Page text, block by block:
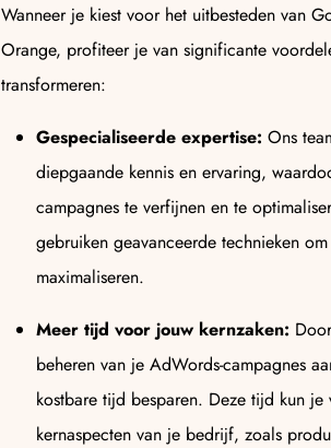
Wanneer je kiest voor het uitbesteden van
Orange, profiteer je van significante
transformeren:
Gespecialiseerde expertise: Ons
diepgaande kennis en ervaring,
campagnes te verfijnen en te
gebruiken geavanceerde technieken
maximaliseren.
Meer tijd voor jouw kernzaken:
beheren van je AdWords-campagnes
kostbare tijd besparen. Deze tijd kun je
kernaspecten van je bedrijf, zoals